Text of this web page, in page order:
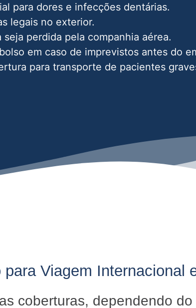
para dores e infecções dentárias.
legais no exterior.
perdida pela companhia aérea.
em caso de imprevistos antes do
para transporte de pacientes
Viagem Internacional
coberturas, dependendo do